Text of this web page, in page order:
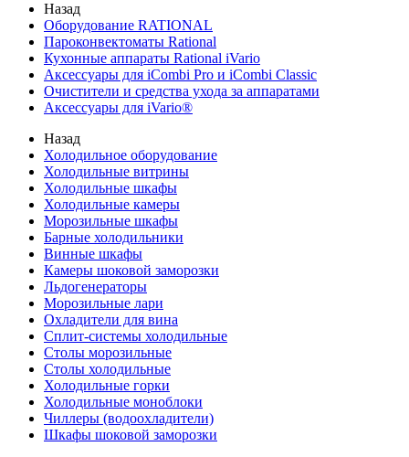
Назад
Оборудование RATIONAL
Пароконвектоматы Rational
Кухонные аппараты Rational iVario
Аксессуары для iCombi Pro и iCombi Classic
Очистители и средства ухода за аппаратами
Аксессуары для iVario®
Назад
Холодильное оборудование
Холодильные витрины
Холодильные шкафы
Холодильные камеры
Морозильные шкафы
Барные холодильники
Винные шкафы
Камеры шоковой заморозки
Льдогенераторы
Морозильные лари
Охладители для вина
Сплит-системы холодильные
Столы морозильные
Столы холодильные
Холодильные горки
Холодильные моноблоки
Чиллеры (водоохладители)
Шкафы шоковой заморозки